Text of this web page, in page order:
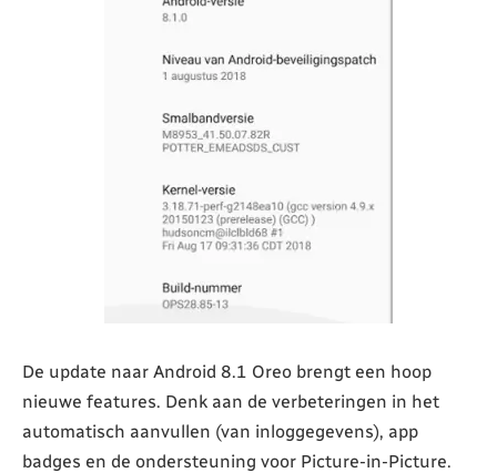
De update naar Android 8.1 Oreo brengt een hoop
nieuwe features. Denk aan de verbeteringen in het
automatisch aanvullen (van inloggegevens), app
badges en de ondersteuning voor Picture-in-Picture.